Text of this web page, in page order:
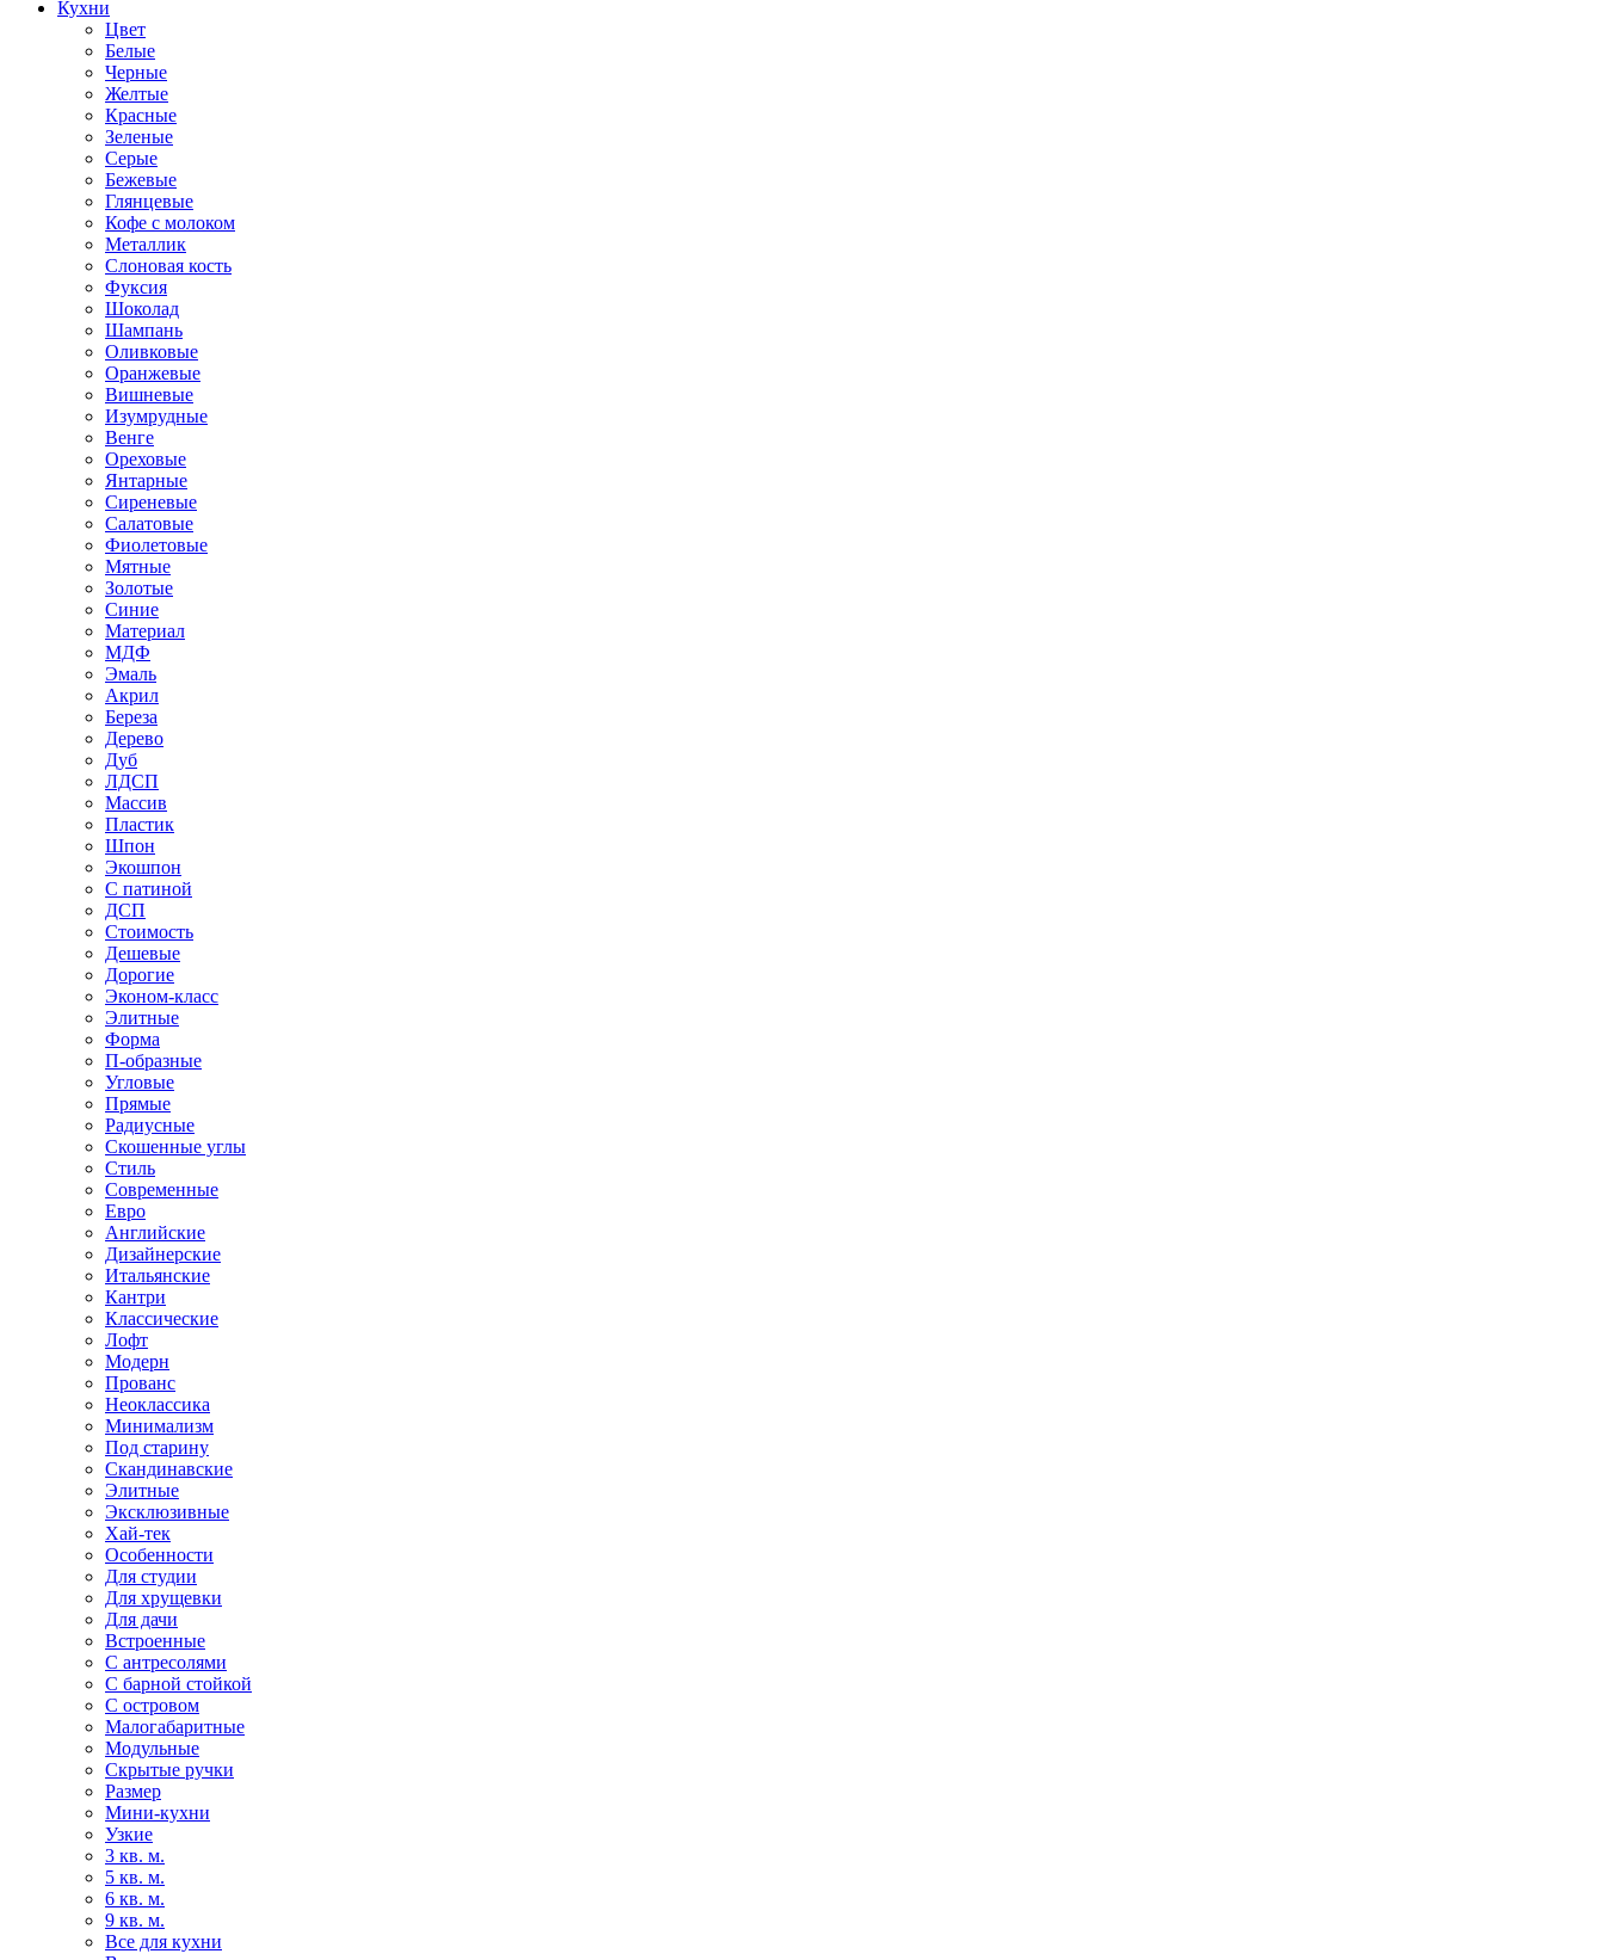
Кухни
Цвет
Белые
Черные
Желтые
Красные
Зеленые
Серые
Бежевые
Глянцевые
Кофе с молоком
Металлик
Слоновая кость
Фуксия
Шоколад
Шампань
Оливковые
Оранжевые
Вишневые
Изумрудные
Венге
Ореховые
Янтарные
Сиреневые
Салатовые
Фиолетовые
Мятные
Золотые
Синие
Материал
МДФ
Эмаль
Акрил
Береза
Дерево
Дуб
ЛДСП
Массив
Пластик
Шпон
Экошпон
С патиной
ДСП
Стоимость
Дешевые
Дорогие
Эконом-класс
Элитные
Форма
П-образные
Угловые
Прямые
Радиусные
Скошенные углы
Стиль
Современные
Евро
Английские
Дизайнерские
Итальянские
Кантри
Классические
Лофт
Модерн
Прованс
Неоклассика
Минимализм
Под старину
Скандинавские
Элитные
Эксклюзивные
Хай-тек
Особенности
Для студии
Для хрущевки
Для дачи
Встроенные
С антресолями
С барной стойкой
С островом
Малогабаритные
Модульные
Скрытые ручки
Размер
Мини-кухни
Узкие
3 кв. м.
5 кв. м.
6 кв. м.
9 кв. м.
Все для кухни